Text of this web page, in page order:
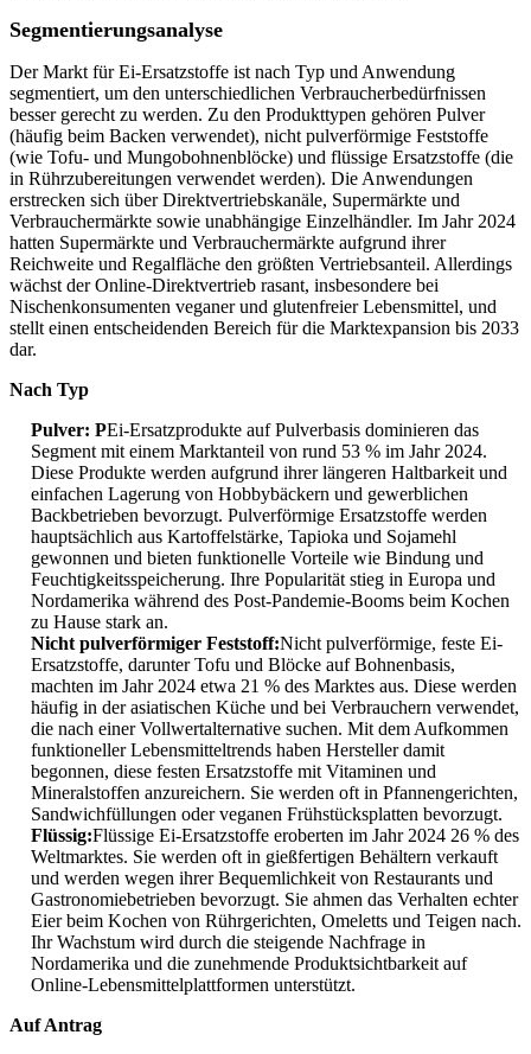
Segmentierungsanalyse
Der Markt für Ei-Ersatzstoffe ist nach Typ und Anwendung
segmentiert, um den unterschiedlichen Verbraucherbedürfnissen
besser gerecht zu werden. Zu den Produkttypen gehören Pulver
(häufig beim Backen verwendet), nicht pulverförmige Feststoffe
(wie Tofu- und Mungobohnenblöcke) und flüssige Ersatzstoffe (die
in Rührzubereitungen verwendet werden). Die Anwendungen
erstrecken sich über Direktvertriebskanäle, Supermärkte und
Verbrauchermärkte sowie unabhängige Einzelhändler. Im Jahr 2024
hatten Supermärkte und Verbrauchermärkte aufgrund ihrer
Reichweite und Regalfläche den größten Vertriebsanteil. Allerdings
wächst der Online-Direktvertrieb rasant, insbesondere bei
Nischenkonsumenten veganer und glutenfreier Lebensmittel, und
stellt einen entscheidenden Bereich für die Marktexpansion bis 2033
dar.
Nach Typ
Pulver: PEi-Ersatzprodukte auf Pulverbasis dominieren das
Segment mit einem Marktanteil von rund 53 % im Jahr 2024.
Diese Produkte werden aufgrund ihrer längeren Haltbarkeit und
einfachen Lagerung von Hobbybäckern und gewerblichen
Backbetrieben bevorzugt. Pulverförmige Ersatzstoffe werden
hauptsächlich aus Kartoffelstärke, Tapioka und Sojamehl
gewonnen und bieten funktionelle Vorteile wie Bindung und
Feuchtigkeitsspeicherung. Ihre Popularität stieg in Europa und
Nordamerika während des Post-Pandemie-Booms beim Kochen
zu Hause stark an.
Nicht pulverförmiger Feststoff:Nicht pulverförmige, feste Ei-
Ersatzstoffe, darunter Tofu und Blöcke auf Bohnenbasis,
machten im Jahr 2024 etwa 21 % des Marktes aus. Diese werden
häufig in der asiatischen Küche und bei Verbrauchern verwendet,
die nach einer Vollwertalternative suchen. Mit dem Aufkommen
funktioneller Lebensmitteltrends haben Hersteller damit
begonnen, diese festen Ersatzstoffe mit Vitaminen und
Mineralstoffen anzureichern. Sie werden oft in Pfannengerichten,
Sandwichfüllungen oder veganen Frühstücksplatten bevorzugt.
Flüssig:Flüssige Ei-Ersatzstoffe eroberten im Jahr 2024 26 % des
Weltmarktes. Sie werden oft in gießfertigen Behältern verkauft
und werden wegen ihrer Bequemlichkeit von Restaurants und
Gastronomiebetrieben bevorzugt. Sie ahmen das Verhalten echter
Eier beim Kochen von Rührgerichten, Omeletts und Teigen nach.
Ihr Wachstum wird durch die steigende Nachfrage in
Nordamerika und die zunehmende Produktsichtbarkeit auf
Online-Lebensmittelplattformen unterstützt.
Auf Antrag